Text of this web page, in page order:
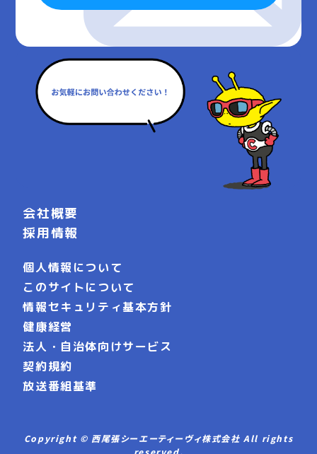
会社概要
採用情報
個人情報について
このサイトについて
情報セキュリティ基本方針
健康経営
法人・自治体向けサービス
契約規約
放送番組基準
Copyright © 西尾張シーエーティーヴィ株式会社 All rights